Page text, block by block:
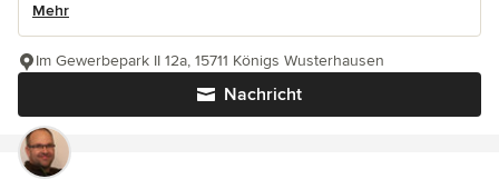
Mehr
Nachricht
Im Gewerbepark II 12a, 15711 Königs Wusterhausen